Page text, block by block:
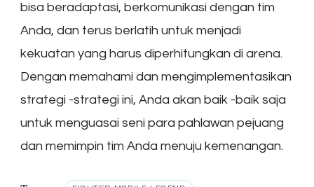
bisa beradaptasi, berkomunikasi dengan tim
Anda, dan terus berlatih untuk menjadi
kekuatan yang harus diperhitungkan di arena.
Dengan memahami dan mengimplementasikan
strategi -strategi ini, Anda akan baik -baik saja
untuk menguasai seni para pahlawan pejuang
dan memimpin tim Anda menuju kemenangan.